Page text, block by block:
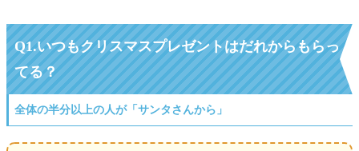
Q1.いつもクリスマスプレゼントはだれからもらっ
てる？
全体の半分以上の人が「サンタさんから」